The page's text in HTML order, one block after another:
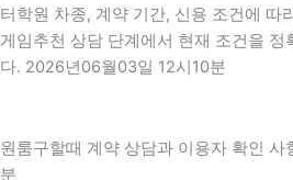
터학원 차종, 계약 기간, 신용 조건에 따
게임추천 상담 단계에서 현재 조건을 정
다. 2026년06월03일 12시10분
원룸구할때 계약 상담과 이용자 확인
분